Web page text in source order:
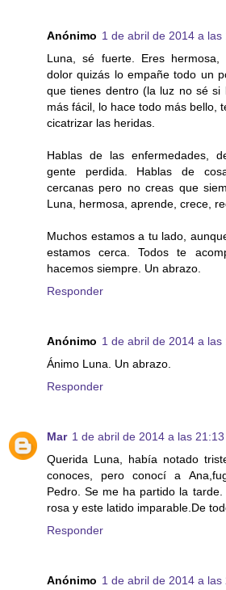
Anónimo 1 de abril de 2014 a las
Luna, sé fuerte. Eres
dolor quizás lo empañe todo un
que tienes dentro (la luz no sé si
más fácil, lo hace todo más bello,
cicatrizar las heridas.
Hablas de las enfermedades,
gente perdida. Hablas de
cercanas pero no creas que
Luna, hermosa, aprende, crece,
Muchos estamos a tu lado,
estamos cerca. Todos te
hacemos siempre. Un abrazo.
Responder
Anónimo 1 de abril de 2014 a las
Ánimo Luna. Un abrazo.
Responder
Mar 1 de abril de 2014 a las 21:13
Querida Luna, había notado
conoces, pero conocí a
Pedro. Se me ha partido la
rosa y este latido imparable.De
Responder
Anónimo 1 de abril de 2014 a las